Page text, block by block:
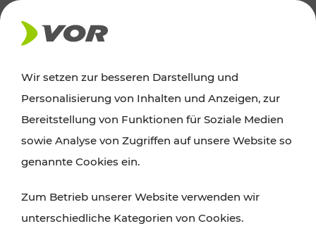
AKTUELLES
News
Alle wichtigen Meldungen zu Fahrplanänderungen,
finden Sie hier im Überblick.
Wir setzen zur besseren Darstellung und
Personalisierung von Inhalten und Anzeigen, zur
Bereitstellung von Funktionen für Soziale Medien
sowie Analyse von Zugriffen auf unsere Website so
genannte Cookies ein.
Zum Betrieb unserer Website verwenden wir
unterschiedliche Kategorien von Cookies.